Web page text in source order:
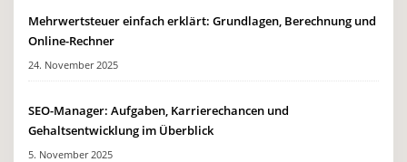
Mehrwertsteuer einfach erklärt: Grundlagen, Berechnung und
Online-Rechner
24. November 2025
SEO-Manager: Aufgaben, Karrierechancen und
Gehaltsentwicklung im Überblick
5. November 2025